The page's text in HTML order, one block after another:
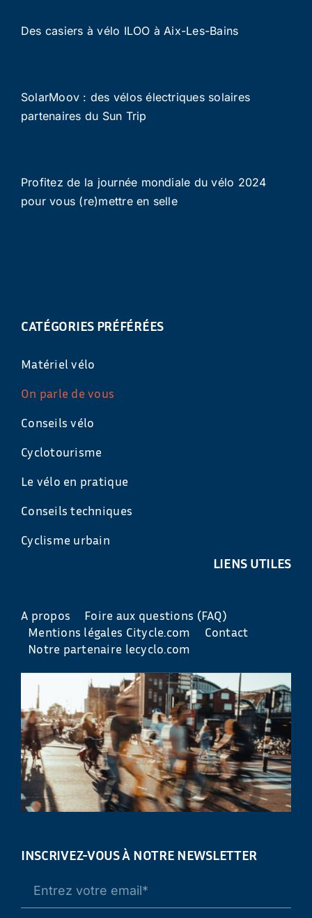
Des casiers à vélo ILOO à Aix-Les-Bains
SolarMoov : des vélos électriques solaires
partenaires du Sun Trip
Profitez de la journée mondiale du vélo 2024
pour vous (re)mettre en selle
CATÉGORIES PRÉFÉRÉES
Matériel vélo
On parle de vous
Conseils vélo
Cyclotourisme
Le vélo en pratique
Conseils techniques
Cyclisme urbain
LIENS UTILES
A propos
Foire aux questions (FAQ)
Mentions légales Citycle.com
Contact
Notre partenaire lecyclo.com
INSCRIVEZ-VOUS À NOTRE NEWSLETTER